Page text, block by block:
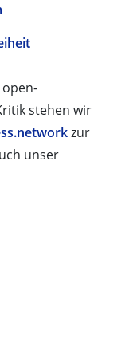
stehen wir
zur
unser